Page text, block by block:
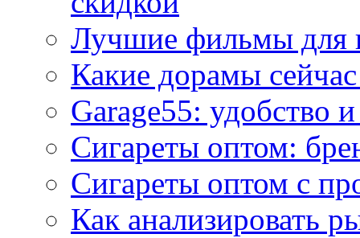
Лучшие фильмы для
Какие дорамы
Garage55: удобство
Сигареты оптом:
Сигареты оптом с
Как анализировать